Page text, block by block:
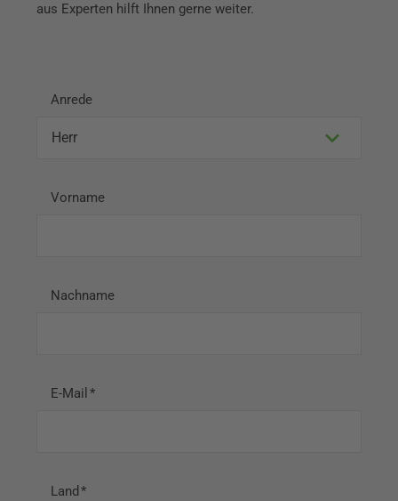
aus Experten hilft Ihnen gerne weiter.
Anrede
Vorname
Nachname
E-Mail
Land